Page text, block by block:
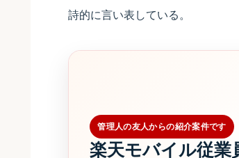
詩的に言い表している。
管理人の友人からの紹介案件です
楽天モバイル従業